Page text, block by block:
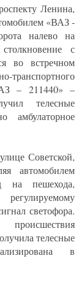
Ленина,
«ВАЗ -
налево на
с
во встречном
– 211440» –
телесные
амбулаторное
Советской,
автомобилем
на пешехода,
светофора.
происшествия
телесные
в